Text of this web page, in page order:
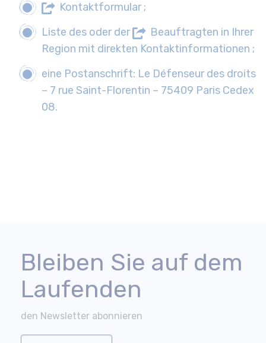
Kontaktformular ;
Liste des oder der
Beauftragten in Ihrer
Region mit direkten Kontaktinformationen ;
eine Postanschrift: Le Défenseur des droits
– 7 rue Saint-Florentin – 75409 Paris Cedex
08.
Bleiben Sie auf dem
Laufenden
den Newsletter abonnieren